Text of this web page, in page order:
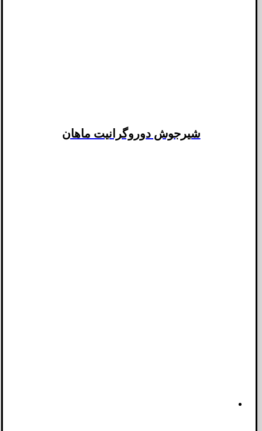
شیرجوش دوروگرانیت ماهان